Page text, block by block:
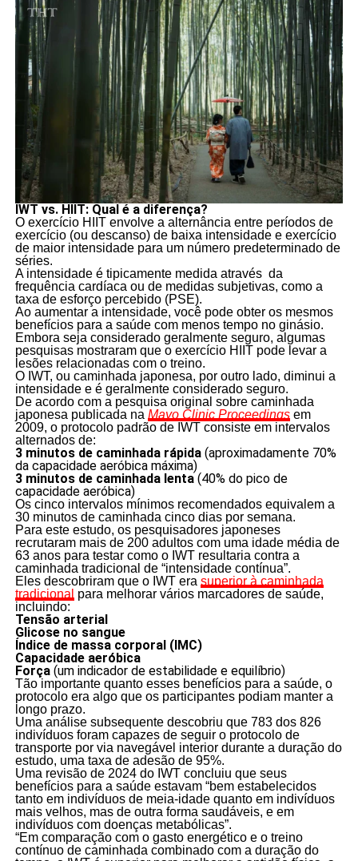
IWT vs. HIIT: Qual é a diferença?
O exercício HIIT envolve a alternância entre períodos de
exercício (ou descanso) de baixa intensidade e exercício
de maior intensidade para um número predeterminado de
séries.
A intensidade é tipicamente medida através da
frequência cardíaca ou de medidas subjetivas, como a
taxa de esforço percebido (PSE).
Ao aumentar a intensidade, você pode obter os mesmos
benefícios para a saúde com menos tempo no ginásio.
Embora seja considerado geralmente seguro, algumas
pesquisas mostraram que o exercício HIIT pode levar a
lesões relacionadas com o treino.
O IWT, ou caminhada japonesa, por outro lado, diminui a
intensidade e é geralmente considerado seguro.
De acordo com a pesquisa original sobre caminhada
japonesa publicada na Mayo Clinic Proceedingsem
2009, o protocolo padrão de IWT consiste em intervalos
alternados de:
3 minutos de caminhada rápida(aproximadamente 70%
da capacidade aeróbica máxima)
3 minutos de caminhada lenta(40% do pico de
capacidade aeróbica)
Os cinco intervalos mínimos recomendados equivalem a
30 minutos de caminhada cinco dias por semana.
Para este estudo, os pesquisadores japoneses
recrutaram mais de 200 adultos com uma idade média de
63 anos para testar como o IWT resultaria contra a
caminhada tradicional de “intensidade contínua”.
Eles descobriram que o IWT era superior à caminhada
tradicional para melhorar vários marcadores de saúde,
incluindo:
Tensão arterial
Glicose no sangue
Índice de massa corporal (IMC)
Capacidade aeróbica
Força (um indicador de estabilidade e equilíbrio)
Tão importante quanto esses benefícios para a saúde, o
protocolo era algo que os participantes podiam manter a
longo prazo.
Uma análise subsequente descobriu que 783 dos 826
indivíduos foram capazes de seguir o protocolo de
transporte por via navegável interior durante a duração do
estudo, uma taxa de adesão de 95%.
Uma revisão de 2024 do IWT concluiu que seus
benefícios para a saúde estavam “bem estabelecidos
tanto em indivíduos de meia-idade quanto em indivíduos
mais velhos, mas de outra forma saudáveis, e em
indivíduos com doenças metabólicas”.
“Em comparação com o gasto energético e o treino
contínuo de caminhada combinado com a duração do